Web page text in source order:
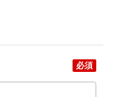
必須